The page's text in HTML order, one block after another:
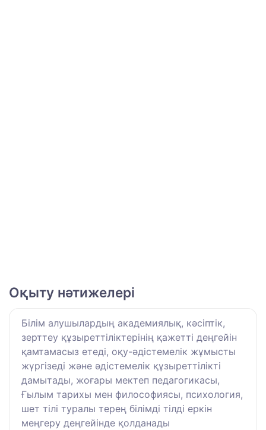
Оқыту нәтижелері
Білім алушылардың академиялық, кәсіптік,
зерттеу құзыреттіліктерінің қажетті деңгейін
қамтамасыз етеді, оқу-әдістемелік жұмысты
жүргізеді және әдістемелік құзыреттілікті
дамытады, жоғары мектеп педагогикасы,
Ғылым тарихы мен философиясы, психология,
шет тілі туралы терең білімді тілді еркін
меңгеру деңгейінде қолданады